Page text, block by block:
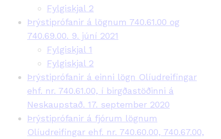
Fylgiskjal 2
Þrýstiprófanir á lögnum 740.61.00 og
740.69.00. 9. júní 2021
Fylgiskjal 1
Fylgiskjal 2
Þrýstiprófanir á einni lögn Olíudreifingar
ehf. nr. 740.61.00, í birgðastöðinni á
Neskaupstað. 17. september 2020
Þrýstiprófanir á fjórum lögnum
Olíudreifingar ehf. nr. 740.60.00, 740.67.00,